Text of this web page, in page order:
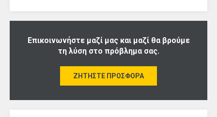
Επικοινωνήστε μαζί μας και μαζί θα βρούμε
τη λύση στο πρόβλημα σας.
ΖΗΤΉΣΤΕ ΠΡΟΣΦΟΡΆ